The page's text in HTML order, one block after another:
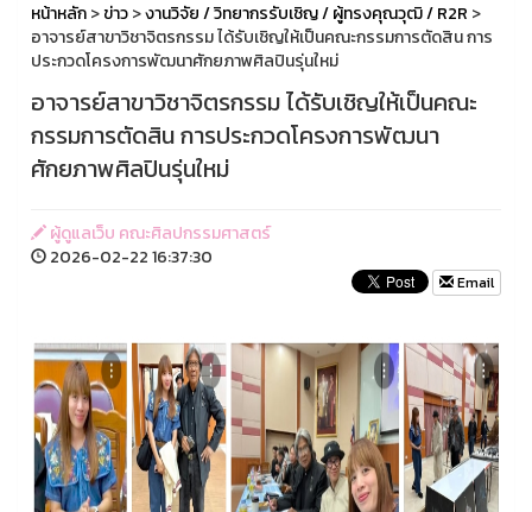
หน้าหลัก>ข่าว>งานวิจัย / วิทยากรรับเชิญ / ผู้ทรงคุณวุฒิ / R2R >
อาจารย์สาขาวิชาจิตรกรรม ได้รับเชิญให้เป็นคณะกรรมการตัดสิน การ
ประกวดโครงการพัฒนาศักยภาพศิลปินรุ่นใหม่
อาจารย์สาขาวิชาจิตรกรรม ได้รับเชิญให้เป็นคณะ
กรรมการตัดสิน การประกวดโครงการพัฒนา
ศักยภาพศิลปินรุ่นใหม่
ผู้ดูแลเว็บ คณะศิลปกรรมศาสตร์
2026-02-22 16:37:30
Email